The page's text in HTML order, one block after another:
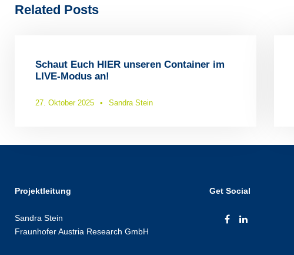
Related Posts
Schaut Euch HIER unseren Container im
LIVE-Modus an!
27. Oktober 2025 • Sandra Stein
Projektleitung
Sandra Stein
Fraunhofer Austria Research GmbH
Get Social